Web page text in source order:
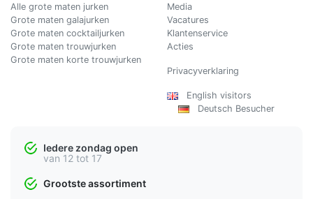
Alle grote maten jurken
Grote maten galajurken
Grote maten cocktailjurken
Grote maten trouwjurken
Grote maten korte trouwjurken
Media
Vacatures
Klantenservice
Acties
Privacyverklaring
English visitors
Deutsch Besucher
Iedere zondag open
van 12 tot 17
Grootste assortiment